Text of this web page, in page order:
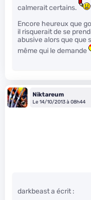
calmerait certains.
Encore heureux que
il risquerait de se
abusive alors que que
même qui le demande
Niktareum
Le 14/10/2013 à 08h44
darkbeast a écrit :